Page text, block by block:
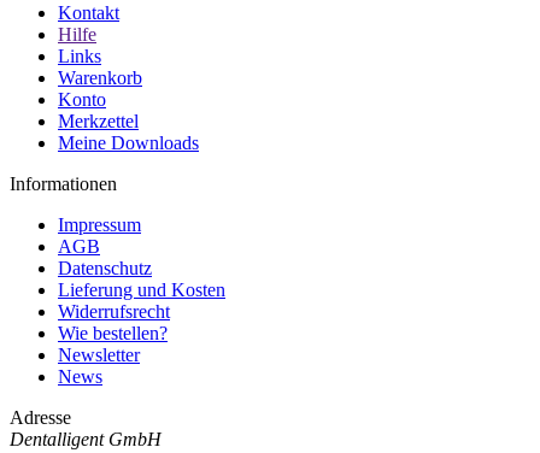
Kontakt
Hilfe
Links
Warenkorb
Konto
Merkzettel
Meine Downloads
Informationen
Impressum
AGB
Datenschutz
Lieferung und Kosten
Widerrufsrecht
Wie bestellen?
Newsletter
News
Adresse
Dentalligent GmbH